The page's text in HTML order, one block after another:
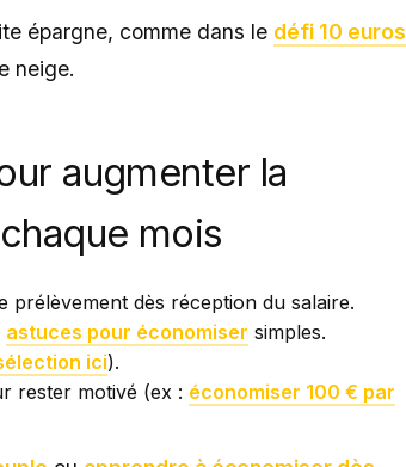
épargne, comme dans le défi 10 euros
neige.
augmenter la
mois
prélèvement dès réception du salaire.
astuces pour économiser simples.
ici).
rester motivé (ex : économiser 100 € par